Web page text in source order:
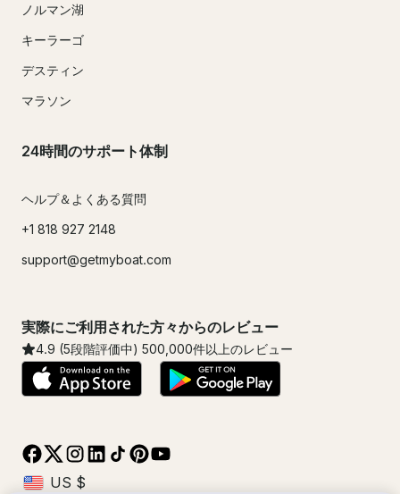
ノルマン湖
キーラーゴ
デスティン
マラソン
24時間のサポート体制
ヘルプ＆よくある質問
+1 818 927 2148
support@getmyboat.com
実際にご利用された方々からのレビュー
4.9 (5段階評価中) 500,000件以上のレビュー